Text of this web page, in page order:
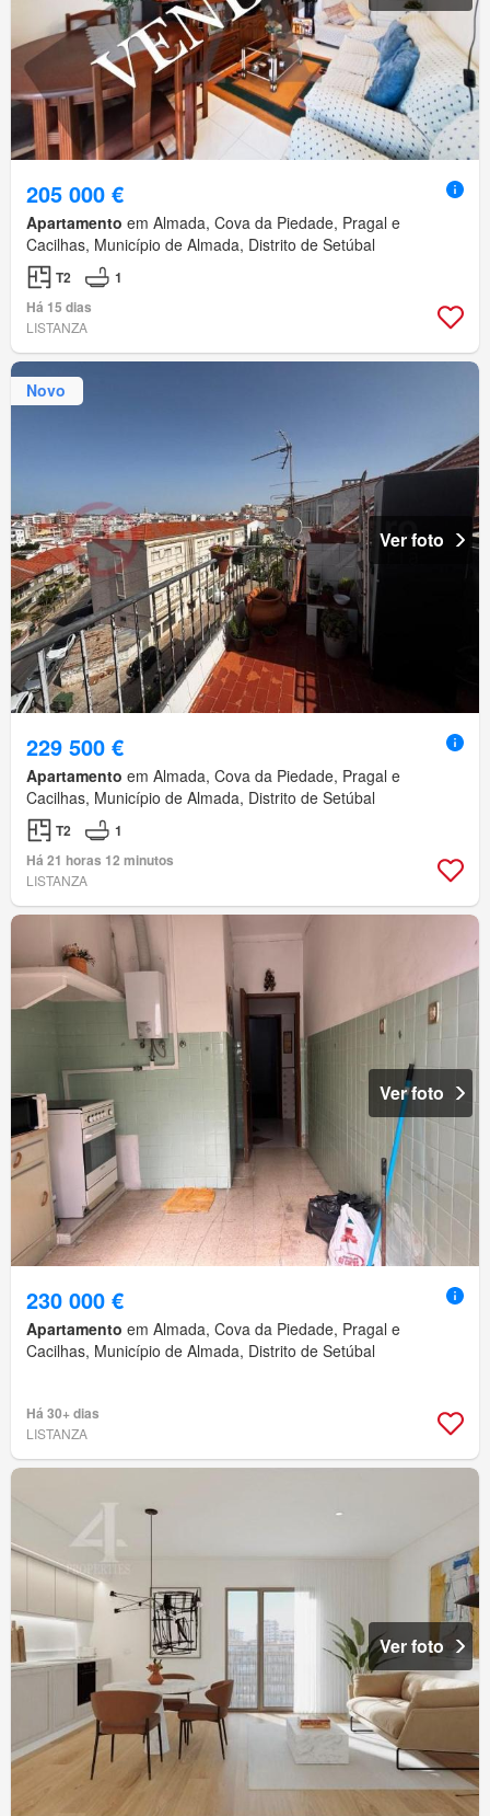
205 000 €
Apartamento em Almada, Cova da Piedade, Pragal e
Cacilhas, Município de Almada, Distrito de Setúbal
T2
1
Há 15 dias
LISTANZA
Novo
Ver foto
229 500 €
Apartamento em Almada, Cova da Piedade, Pragal e
Cacilhas, Município de Almada, Distrito de Setúbal
T2
1
Há 21 horas 12 minutos
LISTANZA
Ver foto
230 000 €
Apartamento em Almada, Cova da Piedade, Pragal e
Cacilhas, Município de Almada, Distrito de Setúbal
Há 30+ dias
LISTANZA
Ver foto